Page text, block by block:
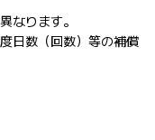
なります。
日数（回数）等の補償